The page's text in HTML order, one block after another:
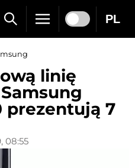
PL
linię
prezentują 7
08:55